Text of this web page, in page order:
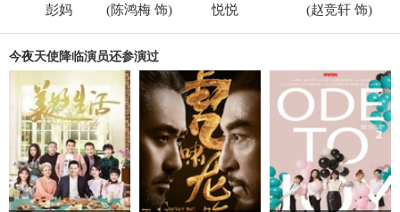
彭妈
(陈鸿梅饰) 悦悦 (赵竞轩 饰)
今夜天使降临演员还参演过